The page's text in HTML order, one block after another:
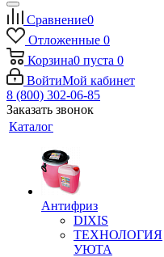
Сравнение0
Отложенные 0
Корзина0 пуста 0
ВойтиМой кабинет
8 (800) 302-06-85
Заказать звонок
Каталог
Антифриз
DIXIS
ТЕХНОЛОГИЯ
УЮТА